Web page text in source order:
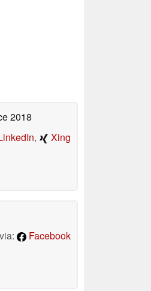
2018
, Xing
Facebook